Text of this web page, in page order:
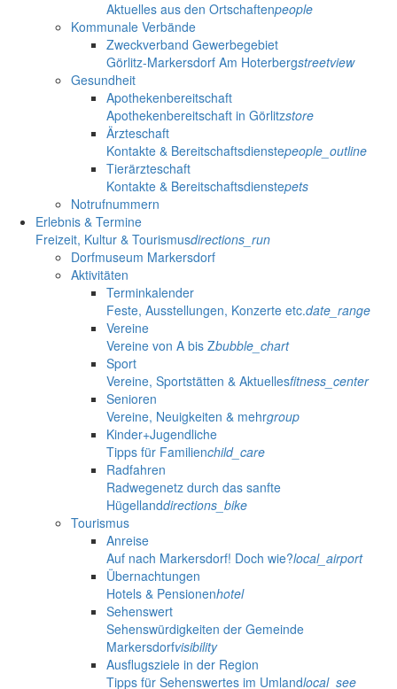
Aktuelles aus den Ortschaftenpeople
Kommunale Verbände
Zweckverband Gewerbegebiet
Görlitz-Markersdorf Am Hoterbergstreetview
Gesundheit
Apothekenbereitschaft
Apothekenbereitschaft in Görlitzstore
Ärzteschaft
Kontakte & Bereitschaftsdienstepeople_outline
Tierärzteschaft
Kontakte & Bereitschaftsdienstepets
Notrufnummern
Erlebnis & Termine
Freizeit, Kultur & Tourismusdirections_run
Dorfmuseum Markersdorf
Aktivitäten
Terminkalender
Feste, Ausstellungen, Konzerte etc.date_range
Vereine
Vereine von A bis Zbubble_chart
Sport
Vereine, Sportstätten & Aktuellesfitness_center
Senioren
Vereine, Neuigkeiten & mehrgroup
Kinder+Jugendliche
Tipps für Familienchild_care
Radfahren
Radwegenetz durch das sanfte
Hügellanddirections_bike
Tourismus
Anreise
Auf nach Markersdorf! Doch wie?local_airport
Übernachtungen
Hotels & Pensionenhotel
Sehenswert
Sehenswürdigkeiten der Gemeinde
Markersdorfvisibility
Ausflugsziele in der Region
Tipps für Sehenswertes im Umlandlocal_see